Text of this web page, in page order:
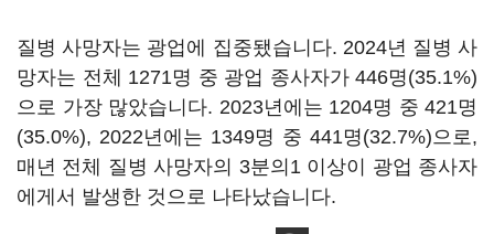
질병 사망자는 광업에 집중됐습니다. 2024년 질병 사
망자는 전체 1271명 중 광업 종사자가 446명(35.1%)
으로 가장 많았습니다. 2023년에는 1204명 중 421명
(35.0%), 2022년에는 1349명 중 441명(32.7%)으로,
매년 전체 질병 사망자의 3분의1 이상이 광업 종사자
에게서 발생한 것으로 나타났습니다.